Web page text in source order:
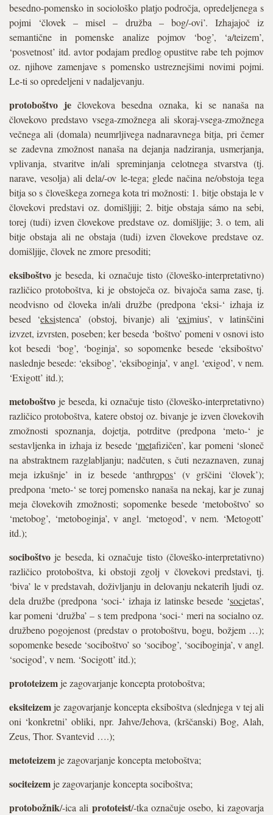
besedno-pomensko in sociološko platjo področja, opredeljenega s
pojmi ‘človek – misel – družba – bog/-ovi’. Izhajajoč iz
semantične in pomenske analize pojmov ‘bog’, ‘a/teizem’,
‘posvetnost’ itd. avtor podajam predlog opustitve rabe teh pojmov
oz. njihove zamenjave s pomensko ustreznejšimi novimi pojmi.
Le-ti so opredeljeni v nadaljevanju.
protoboštvo je človekova besedna oznaka, ki se nanaša na
človekovo predstavo vsega-zmožnega ali skoraj-vsega-zmožnega
večnega ali (domala) neumrljivega nadnaravnega bitja, pri čemer
se zadevna zmožnost nanaša na dejanja nadziranja, usmerjanja,
vplivanja, stvaritve in/ali spreminjanja celotnega stvarstva (tj.
narave, vesolja) ali dela/-ov le-tega; glede načina ne/obstoja tega
bitja so s človeškega zornega kota tri možnosti: 1. bitje obstaja le v
človekovi predstavi oz. domišljiji; 2. bitje obstaja sámo na sebi,
torej (tudi) izven človekove predstave oz. domišljije; 3. o tem, ali
bitje obstaja ali ne obstaja (tudi) izven človekove predstave oz.
domišljije, človek ne zmore presoditi;
eksiboštvo je beseda, ki označuje tisto (človeško-interpretativno)
različico protoboštva, ki je obstoječa oz. bivajoča sama zase, tj.
neodvisno od človeka in/ali družbe (predpona ‘eksi-‘ izhaja iz
besed ‘eksistenca’ (obstoj, bivanje) ali ‘eximius’, v latinščini
izvzet, izvrsten, poseben; ker beseda ‘boštvo’ pomeni v osnovi isto
kot besedi ‘bog’, ‘boginja’, so sopomenke besede ‘eksiboštvo’
naslednje besede: ‘eksibog’, ‘eksiboginja’, v angl. ‘exigod’, v nem.
‘Exigott’ itd.);
metoboštvo je beseda, ki označuje tisto (človeško-interpretativno)
različico protoboštva, katere obstoj oz. bivanje je izven človekovih
zmožnosti spoznanja, dojetja, potrditve (predpona ‘meto-‘ je
sestavljenka in izhaja iz besede ‘metafizičen’, kar pomeni ‘sloneč
na abstraktnem razglabljanju; nadčuten, s čuti nezaznaven, zunaj
meja izkušnje’ in iz besede ‘anthropos‘ (v grščini ‘človek’);
predpona ‘meto-‘ se torej pomensko nanaša na nekaj, kar je zunaj
meja človekovih zmožnosti; sopomenke besede ‘metoboštvo’ so
‘metobog’, ‘metoboginja’, v angl. ‘metogod’, v nem. ‘Metogott’
itd.);
sociboštvo je beseda, ki označuje tisto (človeško-interpretativno)
različico protoboštva, ki obstoji zgolj v človekovi predstavi, tj.
‘biva’ le v predstavah, doživljanju in delovanju nekaterih ljudi oz.
dela družbe (predpona ‘soci-‘ izhaja iz latinske besede ‘societas’,
kar pomeni ‘družba’ – s tem predpona ‘soci-‘ meri na socialno oz.
družbeno pogojenost (predstav o protoboštvu, bogu, božjem …);
sopomenke besede ‘sociboštvo’ so ‘socibog’, ‘sociboginja’, v angl.
‘socigod’, v nem. ‘Socigott’ itd.);
prototeizemje zagovarjanje koncepta protoboštva;
eksiteizemje zagovarjanje koncepta eksiboštva (slednjega v tej ali
oni ‘konkretni’ obliki, npr. Jahve/Jehova, (krščanski) Bog, Alah,
Zeus, Thor. Svantevid ….);
metoteizemje zagovarjanje koncepta metoboštva;
sociteizemje zagovarjanje koncepta sociboštva;
protobožnik/-ica ali prototeist/-tka označuje osebo, ki zagovarja